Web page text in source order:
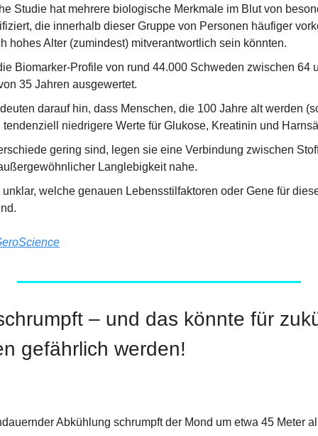
Studie hat mehrere biologische Merkmale im Blut von
die innerhalb dieser Gruppe von Personen häufiger
hohes Alter (zumindest) mitverantwortlich sein könnten.
Biomarker-Profile von rund 44.000 Schweden zwischen 64
35 Jahren ausgewertet.
darauf hin, dass Menschen, die 100 Jahre alt werden
tendenziell niedrigere Werte für Glukose, Kreatinin und
gering sind, legen sie eine Verbindung zwischen
Langlebigkeit nahe.
welche genauen Lebensstilfaktoren oder Gene für
– und das könnte für
gefährlich werden!
Abkühlung schrumpft der Mond um etwa 45 Meter